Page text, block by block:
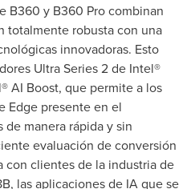
B360 y B360 Pro combinan
totalmente robusta con una
innovadoras. Esto
Ultra Series 2 de Intel®
AI Boost, que permite a los
Edge presente en el
manera rápida y sin
evaluación de conversión
con clientes de la industria de
, las aplicaciones de IA que se